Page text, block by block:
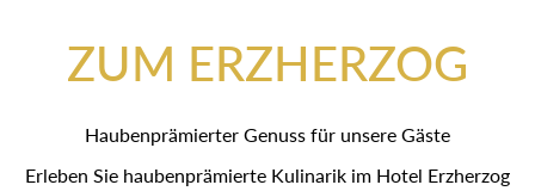
ZUM ERZHERZOG
Haubenprämierter Genuss für unsere Gäste
Erleben Sie haubenprämierte Kulinarik im Hotel Erzherzog